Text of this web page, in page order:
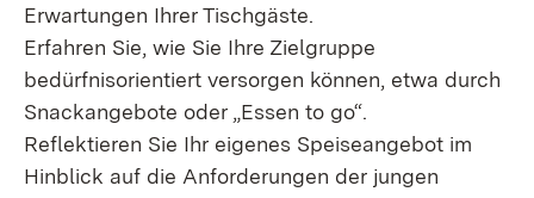
Erwartungen Ihrer Tischgäste.
Erfahren Sie, wie Sie Ihre Zielgruppe
bedürfnisorientiert versorgen können, etwa durch
Snackangebote oder „Essen to go“.
Reflektieren Sie Ihr eigenes Speiseangebot im
Hinblick auf die Anforderungen der jungen